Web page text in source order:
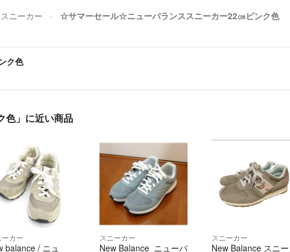
スニーカー ☆サマーセール☆ニューバランススニーカー22㎝ピンク色
ク色
色」に近い商品
ーカー
balance / ニュ
スニーカー
New Balance ニューバ
スニーカー
New Balance スニー